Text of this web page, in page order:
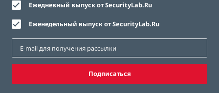
Ежедневный выпуск от SecurityLab.Ru
Еженедельный выпуск от SecurityLab.Ru
Подписаться